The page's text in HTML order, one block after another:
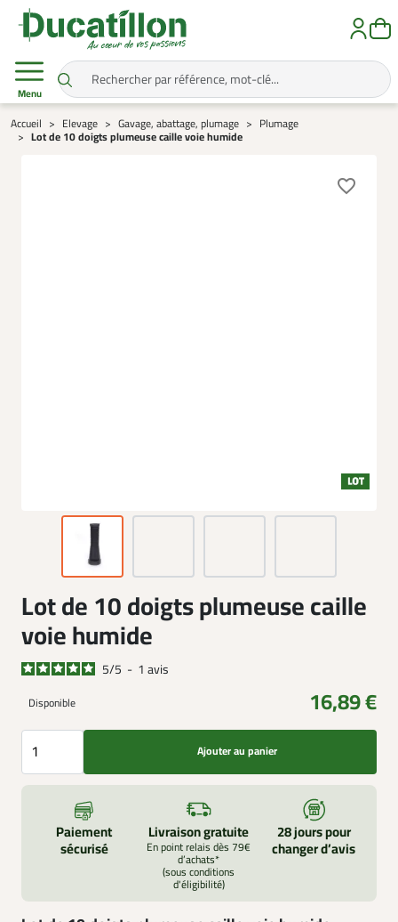
Menu
Accueil Elevage Gavage, abattage, plumage Plumage
Lot de 10 doigts plumeuse caille voie humide
favorite_border
Lot de 10 doigts plumeuse caille
voie humide
5/5 - 1 avis
Disponible 16,89 €
Ajouter au panier
Paiement
sécurisé
Livraison gratuite
En point relais dès 79€
d’achats*
(sous conditions
d'éligibilité)
28 jours pour
changer d’avis